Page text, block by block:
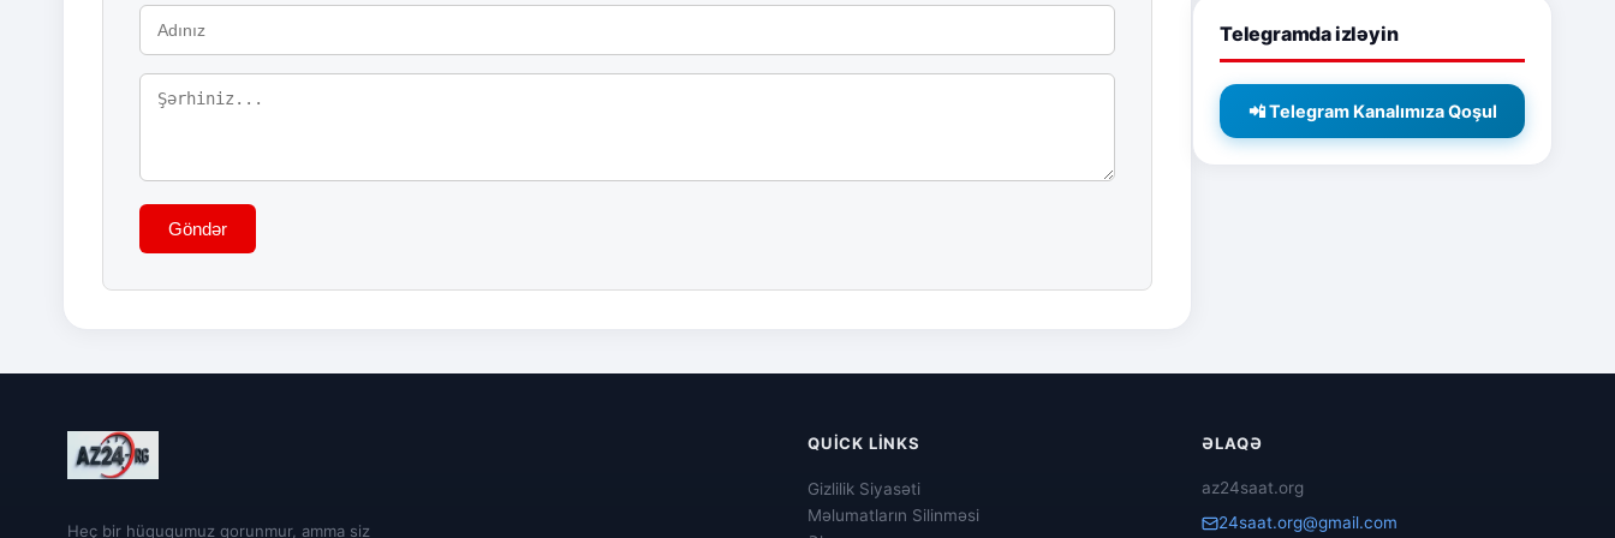
Göndər
Telegramda izləyin
📲 Telegram Kanalımıza Qoşul
Heç bir hüququmuz qorunmur, amma siz
QUICK LINKS
Gizlilik Siyasəti
Məlumatların Silinməsi
ƏLAQƏ
az24saat.org
24saat.org@gmail.com